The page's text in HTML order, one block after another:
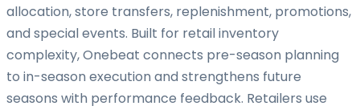
allocation, store transfers, replenishment, promotions,
and special events. Built for retail inventory
complexity, Onebeat connects pre-season planning
to in-season execution and strengthens future
seasons with performance feedback. Retailers use